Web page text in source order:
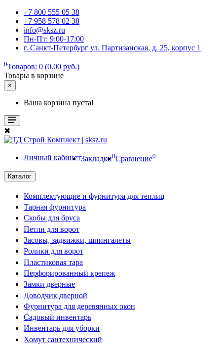
+7 800 555 05 38
+7 958 578 02 38
info@sksz.ru
Пн-Пт: 9:00-17:00
г. Санкт-Петербург ул. Партизанская, д. 25, корпус 1
0Товаров: 0 (0.00 руб.)
Товары в корзине
×
Ваша корзина пуста!
✖
Личный кабинетЗакладки0Сравнение0
Каталог
Комплектующие и фурнитура для теплиц
Тарная фурнитура
Скобы для бруса
Петли для ворот
Засовы, задвижки, шпингалеты
Ролики для ворот
Пластиковая тара
Перфорированный крепеж
Замки дверные
Доводчик дверной
Фурнитура для деревянных окон
Садовый инвентарь
Инвентарь для уборки
Хомут сантехнический